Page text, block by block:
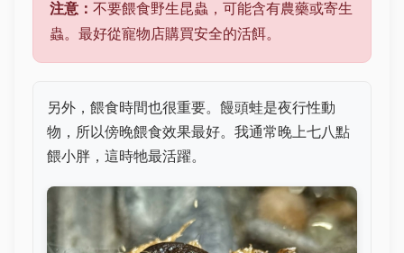
注意： 不要餵食野生昆蟲，可能含有農藥或寄生
蟲。最好從寵物店購買安全的活餌。
另外，餵食時間也很重要。饅頭蛙是夜行性動
物，所以傍晚餵食效果最好。我通常晚上七八點
餵小胖，這時牠最活躍。